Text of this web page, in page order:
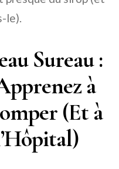
le).
Sureau :
à
(Et à